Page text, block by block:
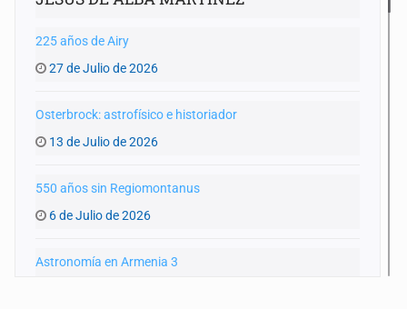
225 años de Airy
27 de Julio de 2026
Osterbrock: astrofísico e historiador
13 de Julio de 2026
550 años sin Regiomontanus
6 de Julio de 2026
Astronomía en Armenia 3